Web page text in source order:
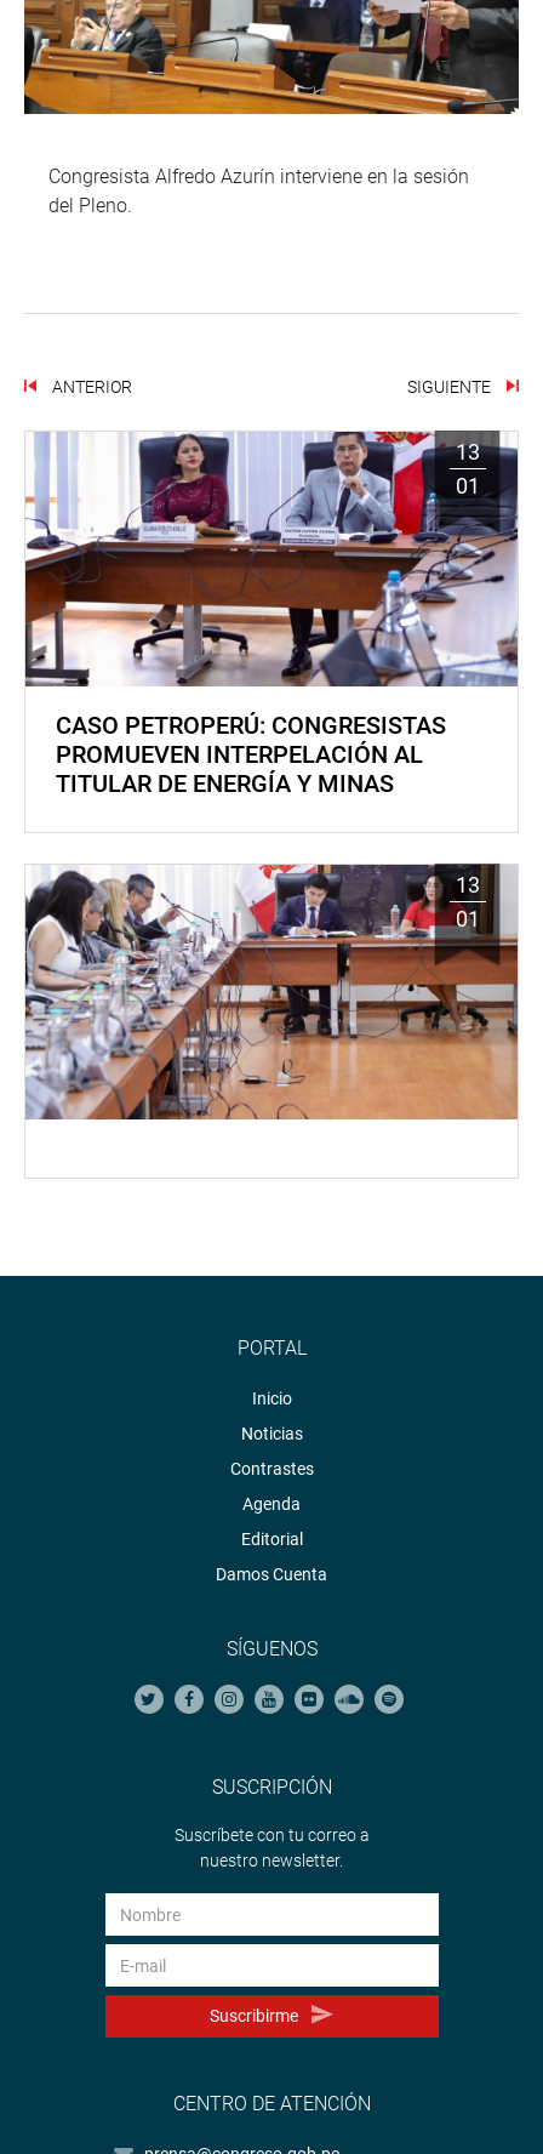
Congresista Alfredo Azurín interviene en la sesión
del Pleno.
ANTERIOR SIGUIENTE
13
01
CASO PETROPERÚ: CONGRESISTAS
PROMUEVEN INTERPELACIÓN AL
TITULAR DE ENERGÍA Y MINAS
13
01
PORTAL
Inicio
Noticias
Contrastes
Agenda
Editorial
Damos Cuenta
SÍGUENOS
SUSCRIPCIÓN
Suscríbete con tu correo a
nuestro newsletter.
Suscribirme
CENTRO DE ATENCIÓN